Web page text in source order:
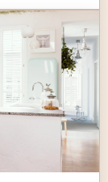
stable est
et